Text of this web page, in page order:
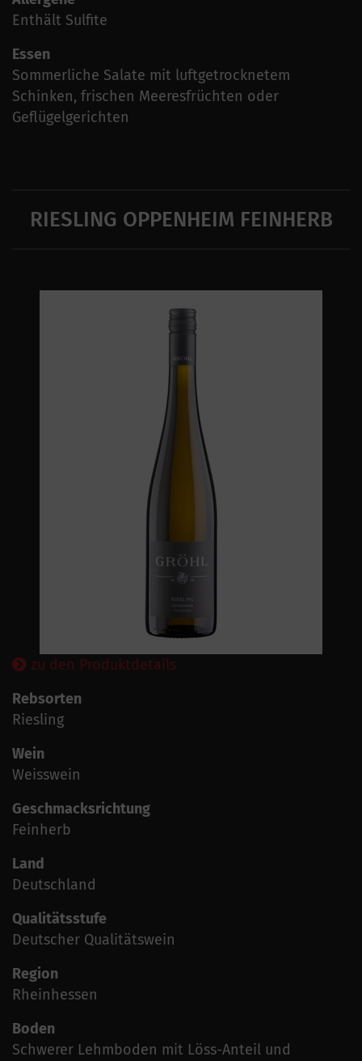
Enthält Sulfite
Essen
Sommerliche Salate mit luftgetrocknetem
Schinken, frischen Meeresfrüchten oder
Geflügelgerichten
RIESLING OPPENHEIM FEINHERB
zu den Produktdetails
Rebsorten
Riesling
Wein
Weisswein
Geschmacksrichtung
Feinherb
Land
Deutschland
Qualitätsstufe
Deutscher Qualitätswein
Region
Rheinhessen
Boden
Schwerer Lehmboden mit Löss-Anteil und